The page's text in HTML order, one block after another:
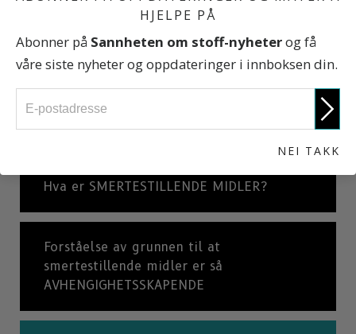
Smertestillende midler: En kort historie
Misbruk av reseptpliktige
SMERTESTILLENDE MIDLER
Hva er SMERTESTILLENDE MIDLER?
Forståelse av grunnen til at
smertestillende midler er så
AVHENGIGHETSSKAPENDE
HJELPE PÅ
Abonner på Sannheten om stoff-nyheterog få
våre siste nyheter og oppdateringer i innboksen din.
NEI TAKK